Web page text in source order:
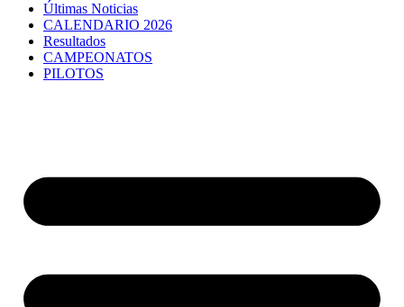
Últimas Noticias
CALENDARIO 2026
Resultados
CAMPEONATOS
PILOTOS